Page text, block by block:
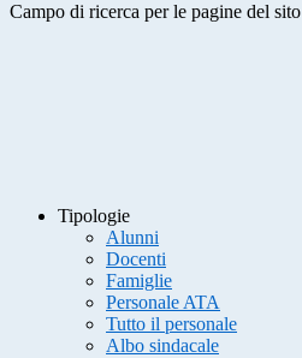
Campo di ricerca per le pagine del sito
Tipologie
Alunni
Docenti
Famiglie
Personale ATA
Tutto il personale
Albo sindacale